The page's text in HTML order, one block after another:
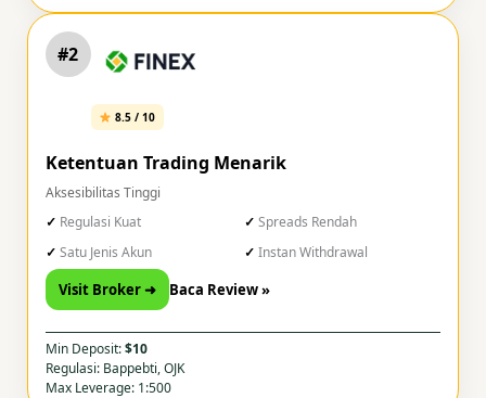
#2
8.5 / 10
Ketentuan Trading Menarik
Aksesibilitas Tinggi
Regulasi Kuat
Spreads Rendah
Satu Jenis Akun
Instan Withdrawal
Visit Broker ➜ Baca Review »
Min Deposit:$10
Regulasi: Bappebti, OJK
Max Leverage: 1:500